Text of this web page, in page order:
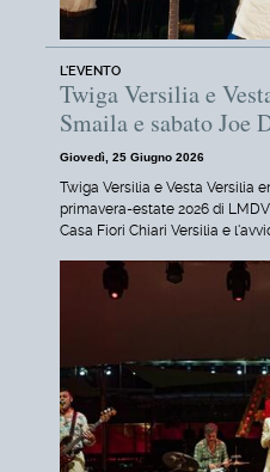
L'EVENTO
Twiga Versilia e
Smaila e sabato Joe
Giovedì, 25 Giugno 2026
Twiga Versilia e Vesta Versilia
primavera-estate 2026 di
Casa Fiori Chiari Versilia e